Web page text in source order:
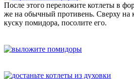
После этого переложите котлеты в
же на обычный противень. Сверху на
куску помидора, посолите его.